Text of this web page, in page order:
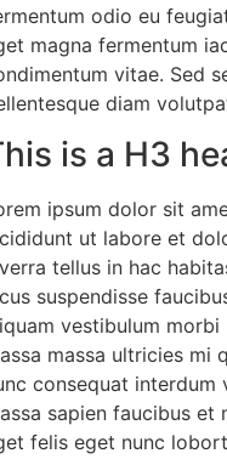
odio eu
magna fermentum
vitae. Sed
diam
is a H3
ipsum dolor sit
ut labore et
tellus in hac
suspendisse
vestibulum
massa ultricies mi
consequat interdum
sapien faucibus et
felis eget nunc